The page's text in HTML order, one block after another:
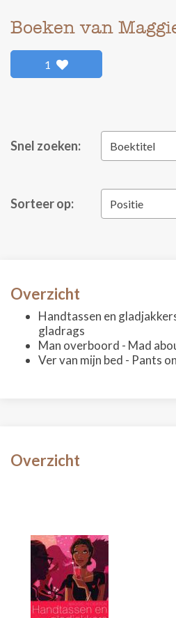
Boeken van
1
Snel zoeken: Boektitel
Sorteer op: Positie
Overzicht
Handtassen en
gladrags
Man overboord - Mad
Ver van mijn bed - Pants
Overzicht